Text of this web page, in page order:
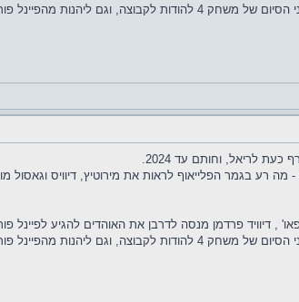
וגם ליהנות מהפיינל פור".
רע בגמר הפלייאוף לראות את מירוטיץ, דיוויס וגאסול
, דיוויד פרדמן מנסה לדרבן את האוהדים להגיע לפיינל
וגם ליהנות מהפיינל פור".